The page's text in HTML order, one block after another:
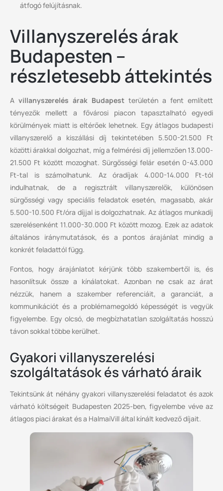
átfogó felújításnak.
Villanyszerelés árak
Budapesten –
részletesebb áttekintés
A villanyszerelés árak Budapest területén a fent említett
tényezők mellett a fővárosi piacon tapasztalható egyedi
körülmények miatt is eltérőek lehetnek. Egy átlagos budapesti
villanyszerelő a kiszállási díj tekintetében 5.500-21.500 Ft
közötti árakkal dolgozhat, míg a felmérési díj jellemzően 13.000-
21.500 Ft között mozoghat. Sürgősségi felár esetén 0-43.000
Ft-tal is számolhatunk. Az óradíjak 4.000-14.000 Ft-tól
indulhatnak, de a regisztrált villanyszerelők, különösen
sürgősségi vagy speciális feladatok esetén, magasabb, akár
5.500-10.500 Ft/óra díjjal is dolgozhatnak. Az átlagos munkadíj
szerelésenként 11.000-30.000 Ft között mozog. Ezek az adatok
általános iránymutatások, és a pontos árajánlat mindig a
konkrét feladattól függ.
Fontos, hogy árajánlatot kérjünk több szakembertől is, és
hasonlítsuk össze a kínálatokat. Azonban ne csak az árat
nézzük, hanem a szakember referenciáit, a garanciát, a
kommunikációt és a problémamegoldó képességét is vegyük
figyelembe. Egy olcsó, de megbízhatatlan szolgáltatás hosszú
távon sokkal többe kerülhet.
Gyakori villanyszerelési
szolgáltatások és várható áraik
Tekintsünk át néhány gyakori villanyszerelési feladatot és azok
várható költségeit Budapesten 2025-ben, figyelembe véve az
átlagos piaci árakat és a HalmaiVill által kínált kedvező díjait.